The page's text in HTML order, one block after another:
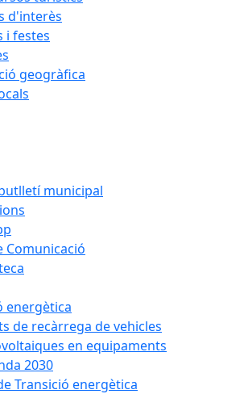
d'interès
i festes
geogràfica
municipal
Comunicació
energètica
de recàrrega de vehicles
en equipaments
2030
Transició energètica